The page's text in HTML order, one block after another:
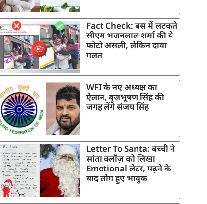
Fact Check: बस में लटकते
सीएम भजनलाल शर्मा की ये
फोटो असली, लेकिन दावा
गलत
WFI के नए अध्यक्ष का
ऐलान, बृजभूषण सिंह की
जगह लेंगे संजय सिंह
Letter To Santa: बच्ची ने
सांता क्लॉज़ को लिखा
Emotional लेटर, पढ़ने के
बाद लोग हुए भावुक